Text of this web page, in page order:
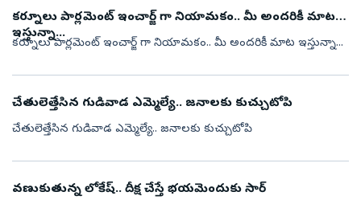
కర్నూలు పార్లమెంట్ ఇంచార్జ్ గా నియామకం.. మీ అందరికీ మాట
ఇస్తున్నా...
కర్నూలు పార్లమెంట్ ఇంచార్జ్ గా నియామకం.. మీ అందరికీ మాట ఇస్తున్నా...
చేతులెత్తేసిన గుడివాడ ఎమ్మెల్యే.. జనాలకు కుచ్చుటోపి
చేతులెత్తేసిన గుడివాడ ఎమ్మెల్యే.. జనాలకు కుచ్చుటోపి
వణుకుతున్న లోకేష్.. దీక్ష చేస్తే భయమెందుకు సార్